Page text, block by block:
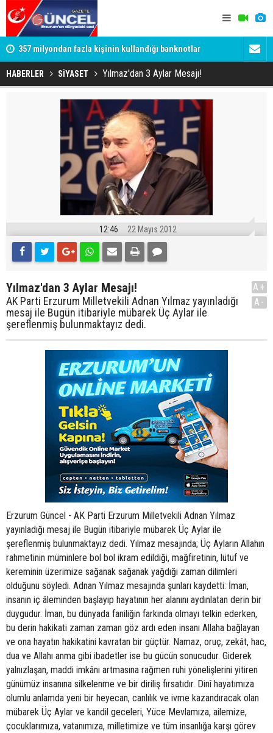
357 milyondan fazla kişinin kullandığı banknotlar
değişiyor
Oltu
HABERLER SİYASET Yılmaz'dan 3 Aylar Mesajı!
12:46 22 Mayıs 2012
Yılmaz'dan 3 Aylar Mesajı!
AK Parti Erzurum Milletvekili Adnan Yılmaz yayınladığı
mesaj ile Bugün itibariyle mübarek Üç Aylar ile
şereflenmiş bulunmaktayız dedi.
A+
A-
Erzurum Güncel - AK Parti Erzurum Milletvekili Adnan Yılmaz
yayınladığı mesaj ile Bugün itibariyle mübarek Üç Aylar ile
şereflenmiş bulunmaktayız dedi. Yılmaz mesajında; Üç Ayların Allahın
rahmetinin müminlere bol bol ikram edildiği, mağfiretinin, lütuf ve
kereminin üzerimize sağanak sağanak yağdığı zaman dilimleri
olduğunu söyledi. Adnan Yılmaz mesajında şunları kaydetti: İman,
insanın iç âleminden başlayıp hayatının her alanını aydınlatan derin bir
duygudur. İman, bu dünyada faniliğin farkında olmayı telkin ederken,
bu derin hakikati zaman zaman göz ardı eden insanı Allaha bağlayan
ve ona hayatın hakikatini kavratan bir güçtür. Namaz, oruç, zekât, hac,
dua ve Allahı anma gibi ibadetler ise bu gücün sonucudur. Giderek
yalnızlaşan, maddi imkânı artmasına rağmen ruhi yönelişlerini yitiren
günümüz insanına silkelenme ve bir diriliş fırsatıdır. Dinî hayatımıza
olumlu anlamda yeni bir heyecan, canlılık ve ivme kazandıracak olan
mübarek Üç Aylar ve kandil geceleri, Yüce Mevlamıza, ailemize,
çocuklarımıza, vatanımıza, milletimize ve tüm insanlığa karşı görev